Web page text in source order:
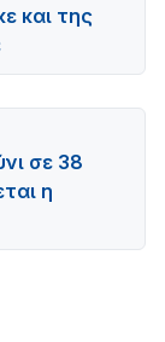
και της
σε 38
η